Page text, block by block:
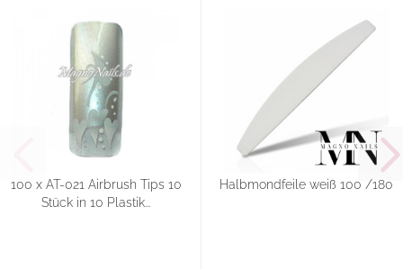
100 x AT-021 Airbrush Tips 10
Stück in 10 Plastik...
Halbmondfeile weiß 100 /180